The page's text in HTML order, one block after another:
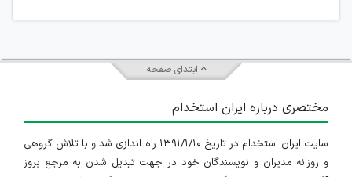
ابتدای صفحه
مختصری درباره ایران استخدام
سایت ایران استخدام در تاریخ ۱۳۹۱/۱/۱۰ راه اندازی شد و با تلاش گروهی
و روزانه مدیران و نویسندگان خود در جهت تبدیل شدن به مرجع بروز